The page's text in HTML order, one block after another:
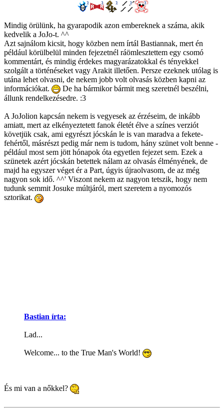
Mindig örülünk, ha gyarapodik azon embereknek a száma, akik
kedvelik a JoJo-t. ^^
Azt sajnálom kicsit, hogy közben nem írtál Bastiannak, mert én
például körülbelül minden fejezetnél ráömlesztettem egy csomó
kommentárt, és mindig érdekes magyarázatokkal és tényekkel
szolgált a történéseket vagy Arakit illetően. Persze ezeknek utólag is
utána lehet olvasni, de nekem jobb volt olvasás közben kapni az
információkat.
De ha bármikor bármit meg szeretnél beszélni,
állunk rendelkezésedre. :3
A JoJolion kapcsán nekem is vegyesek az érzéseim, de inkább
amiatt, mert az elkényeztetett fanok életét élve a színes verziót
követjük csak, ami egyrészt jócskán le is van maradva a fekete-
fehértől, másrészt pedig már nem is tudom, hány szünet volt benne -
például most sem jött hónapok óta egyetlen fejezet sem. Ezek a
szünetek azért jócskán betettek nálam az olvasás élményének, de
majd ha egyszer véget ér a Part, úgyis újraolvasom, de az még
nagyon sok idő. ^^' Viszont nekem az nagyon tetszik, hogy nem
tudunk semmit Josuke múltjáról, mert szeretem a nyomozós
sztorikat.
Bastian írta:
Lad...
Welcome... to the True Man's World!
És mi van a nőkkel?